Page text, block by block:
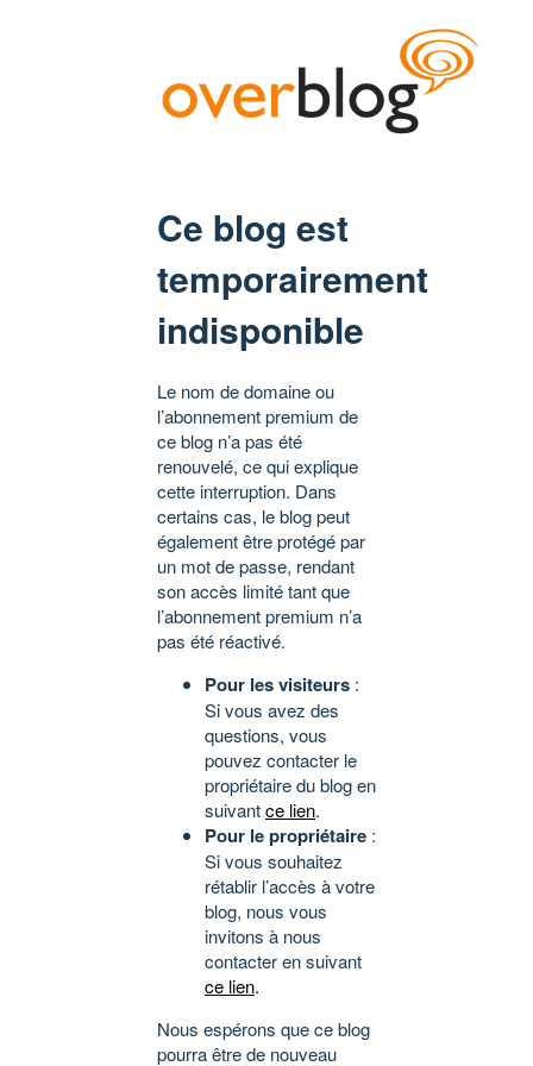
Ce blog est
temporairement
indisponible
Le nom de domaine ou
l’abonnement premium de
ce blog n’a pas été
renouvelé, ce qui explique
cette interruption. Dans
certains cas, le blog peut
également être protégé par
un mot de passe, rendant
son accès limité tant que
l’abonnement premium n’a
pas été réactivé.
Pour les visiteurs :
Si vous avez des
questions, vous
pouvez contacter le
propriétaire du blog en
suivantce lien.
Pour le propriétaire :
Si vous souhaitez
rétablir l’accès à votre
blog, nous vous
invitons à nous
contacter en suivant
ce lien.
Nous espérons que ce blog
pourra être de nouveau